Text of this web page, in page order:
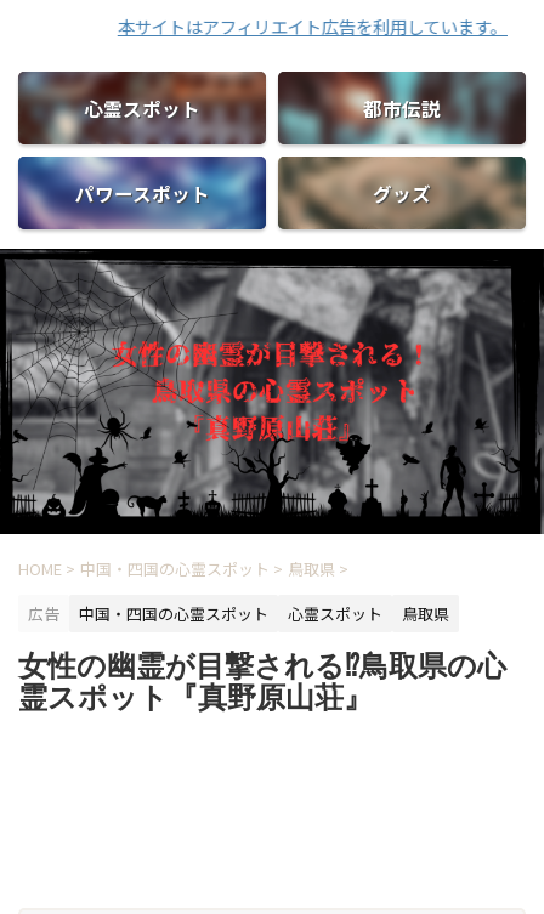
本サイトはアフィリエイト広告を利用しています。
心霊スポット 都市伝説
パワースポット グッズ
HOME > 中国・四国の心霊スポット > 鳥取県 >
広告
中国・四国の心霊スポット 心霊スポット 鳥取県
女性の幽霊が目撃される⁉鳥取県の心
霊スポット『真野原山荘』